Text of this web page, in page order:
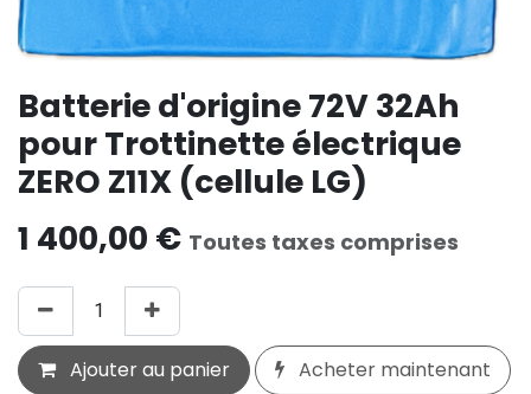
Batterie d'origine 72V 32Ah
pour Trottinette électrique
ZERO Z11X (cellule LG)
1 400,00 € Toutes taxes comprises
Ajouter au panier Acheter maintenant